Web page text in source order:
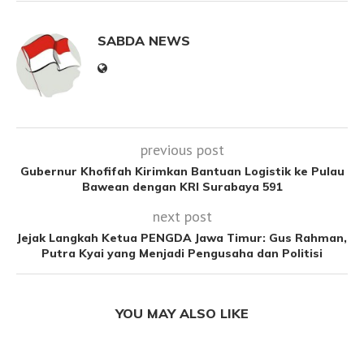
SABDA NEWS
previous post
Gubernur Khofifah Kirimkan Bantuan Logistik ke Pulau
Bawean dengan KRI Surabaya 591
next post
Jejak Langkah Ketua PENGDA Jawa Timur: Gus Rahman,
Putra Kyai yang Menjadi Pengusaha dan Politisi
YOU MAY ALSO LIKE